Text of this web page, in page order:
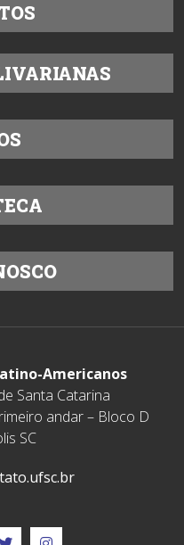
Americanos
Santa Catarina
andar – Bloco D
SC